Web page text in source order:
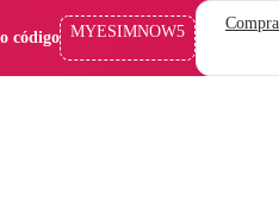
código MYESIMNOW5